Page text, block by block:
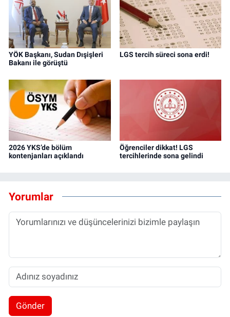
YÖK Başkanı, Sudan Dışişleri
Bakanı ile görüştü
LGS tercih süreci sona erdi!
2026 YKS’de bölüm
kontenjanları açıklandı
Öğrenciler dikkat! LGS
tercihlerinde sona gelindi
Yorumlar
Gönder